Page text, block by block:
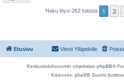
Haku löysi 262 tulosta 1 2
Etusivu Viesti Ylläpidolle
Keskustelufoorumin ohjelmisto phpBB®
Käännös: phpBB Suomi